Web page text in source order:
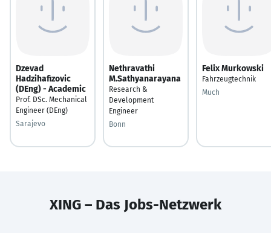
Dzevad
Hadzihafizovic
(DEng) - Academic
Prof. DSc. Mechanical
Engineer (DEng)
Sarajevo
Nethravathi
M.Sathyanarayana
Research &
Development
Engineer
Bonn
Felix Murkowski
Fahrzeugtechnik
Much
XING – Das Jobs-Netzwerk